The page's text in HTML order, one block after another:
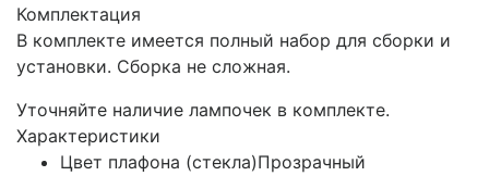
Комплектация
В комплекте имеется полный набор для сборки и
установки. Сборка не сложная.
Уточняйте наличие лампочек в комплекте.
Характеристики
Цвет плафона (стекла)Прозрачный